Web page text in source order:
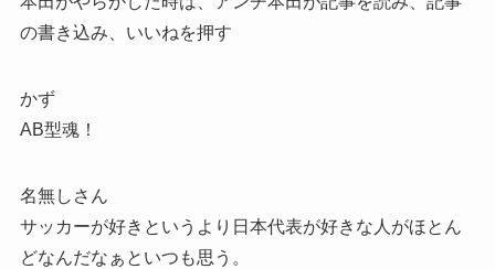
の書き込み、いいねを押す
かず
AB型魂！
名無しさん
サッカーが好きというより日本代表が好きな人がほとん
どなんだなぁといつも思う。